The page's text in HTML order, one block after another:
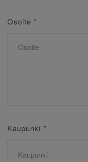
Osoite *
Kaupunki *